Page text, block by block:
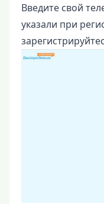
Введите свой
указали при